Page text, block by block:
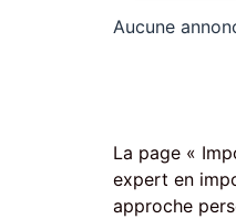
Aucune
La page «
expert en
approche